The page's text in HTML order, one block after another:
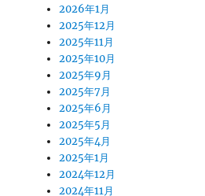
2026年1月
2025年12月
2025年11月
2025年10月
2025年9月
2025年7月
2025年6月
2025年5月
2025年4月
2025年1月
2024年12月
2024年11月